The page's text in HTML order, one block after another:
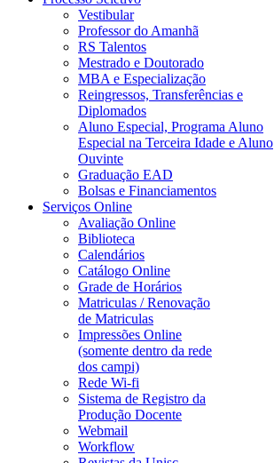
Vestibular
Professor do Amanhã
RS Talentos
Mestrado e Doutorado
MBA e Especialização
Reingressos, Transferências e
Diplomados
Aluno Especial, Programa Aluno
Especial na Terceira Idade e Aluno
Ouvinte
Graduação EAD
Bolsas e Financiamentos
Serviços Online
Avaliação Online
Biblioteca
Calendários
Catálogo Online
Grade de Horários
Matriculas / Renovação
de Matriculas
Impressões Online
(somente dentro da rede
dos campi)
Rede Wi-fi
Sistema de Registro da
Produção Docente
Webmail
Workflow